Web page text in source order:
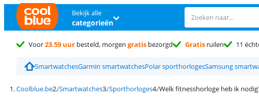
Bekijk alle
categorieën
Voor23.59 uur besteld, morgen gratis bezorgd Gratis ruilen 11
SmartwatchesGarmin smartwatchesPolar sporthorlogesSamsung
Coolblue.be Smartwatches Sporthorloges Welk fitnesshorloge heb ik